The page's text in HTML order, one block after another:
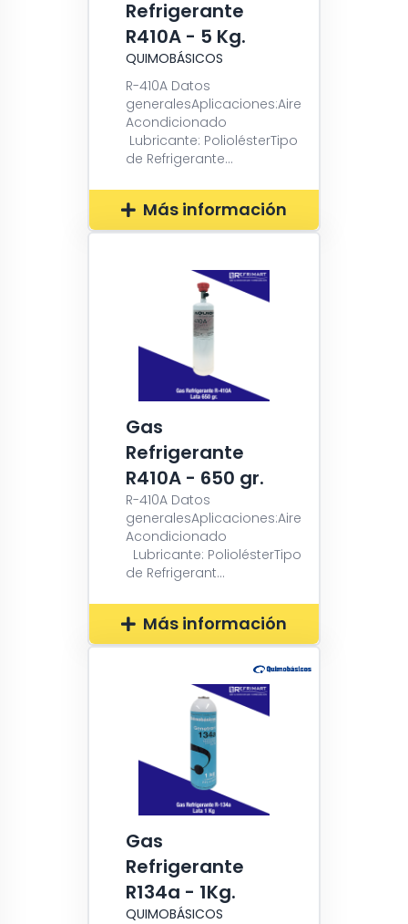
Refrigerante
R410A - 5 Kg.
QUIMOBÁSICOS
R-410A Datos
generalesAplicaciones:Aire
Acondicionado
Lubricante: PoliolésterTipo
de Refrigerante...
Más información
Gas
Refrigerante
R410A - 650 gr.
R-410A Datos
generalesAplicaciones:Aire
Acondicionado
Lubricante: PoliolésterTipo
de Refrigerant...
Más información
Gas
Refrigerante
R134a - 1Kg.
QUIMOBÁSICOS